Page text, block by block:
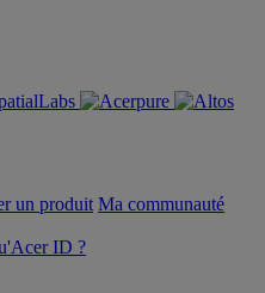
un produit Ma communauté
ID ?